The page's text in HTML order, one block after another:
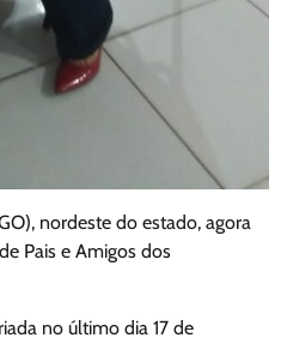
nordeste do estado, agora
Pais e Amigos dos
no último dia 17 de